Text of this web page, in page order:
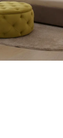
44 833 ₽